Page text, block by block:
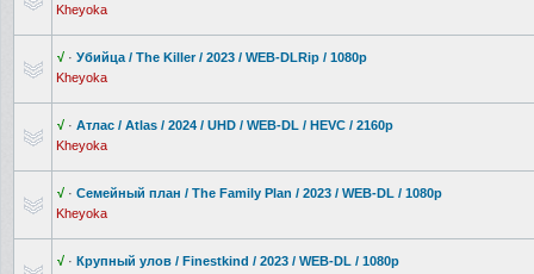
Kheyoka
√ · Убийца / The Killer / 2023 / WEB-DLRip / 1080p
Kheyoka
√ · Атлас / Atlas / 2024 / UHD / WEB-DL / HEVC / 2160p
Kheyoka
√ · Семейный план / The Family Plan / 2023 / WEB-DL / 1080p
Kheyoka
√ · Крупный улов / Finestkind / 2023 / WEB-DL / 1080p